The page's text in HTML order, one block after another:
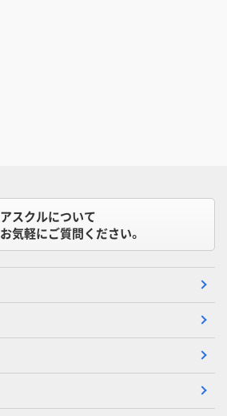
アスクルについて
お気軽にご質問ください。